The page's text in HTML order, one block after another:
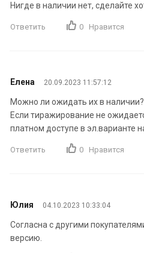
Нигде в наличии нет, сделайте
Ответить 0 Нравится
Елена 20.09.2023 11:57:12
Можно ли ожидать их в наличии?
Если тиражирование не
платном доступе в эл.варианте
Ответить 0 Нравится
Юлия 04.10.2023 10:33:04
Согласна с другими
версию.